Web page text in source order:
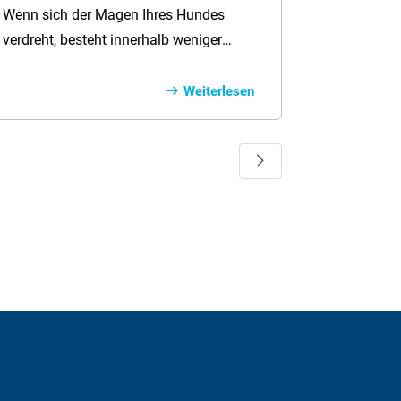
Maßnahmen
Wenn sich der Magen Ihres Hundes
verdreht, besteht innerhalb weniger
Vierbeiner. Daher ist es wichtig, die
Symptome frühzeitig zu erkennen und
Weiterlesen